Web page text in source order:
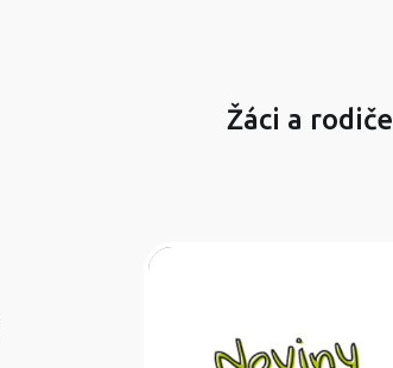
Žáci a rodiče